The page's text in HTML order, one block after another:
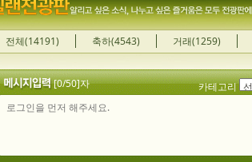
전체(14191) 축하(4543) 거래(1259)
카테고리
[0/50]자